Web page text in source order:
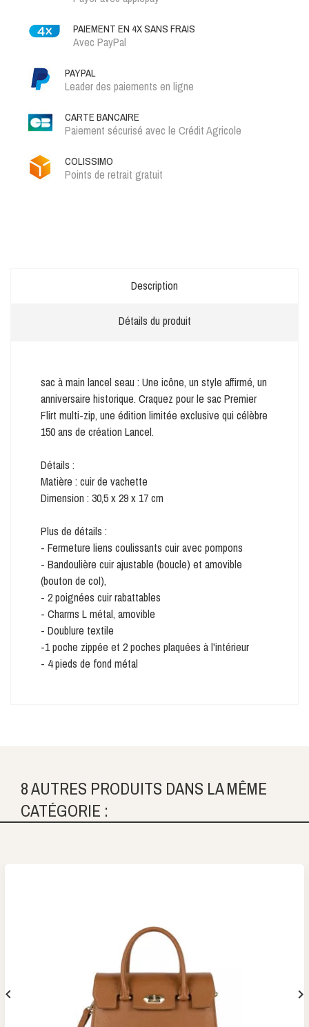
PAIEMENT EN 4X SANS FRAIS
Avec PayPal
PAYPAL
Leader des paiements en ligne
CARTE BANCAIRE
Paiement sécurisé avec le Crédit Agricole
COLISSIMO
Points de retrait gratuit
Description
Détails du produit
sac à main lancel seau : Une icône, un style affirmé, un
anniversaire historique. Craquez pour le sac Premier
Flirt multi-zip, une édition limitée exclusive qui célèbre
150 ans de création Lancel.
Détails :
Matière : cuir de vachette
Dimension : 30,5 x 29 x 17 cm
Plus de détails :
- Fermeture liens coulissants cuir avec pompons
- Bandoulière cuir ajustable (boucle) et amovible
(bouton de col),
- 2 poignées cuir rabattables
- Charms L métal, amovible
- Doublure textile
-1 poche zippée et 2 poches plaquées à l'intérieur
- 4 pieds de fond métal
8 AUTRES PRODUITS DANS LA MÊME
CATÉGORIE :
 